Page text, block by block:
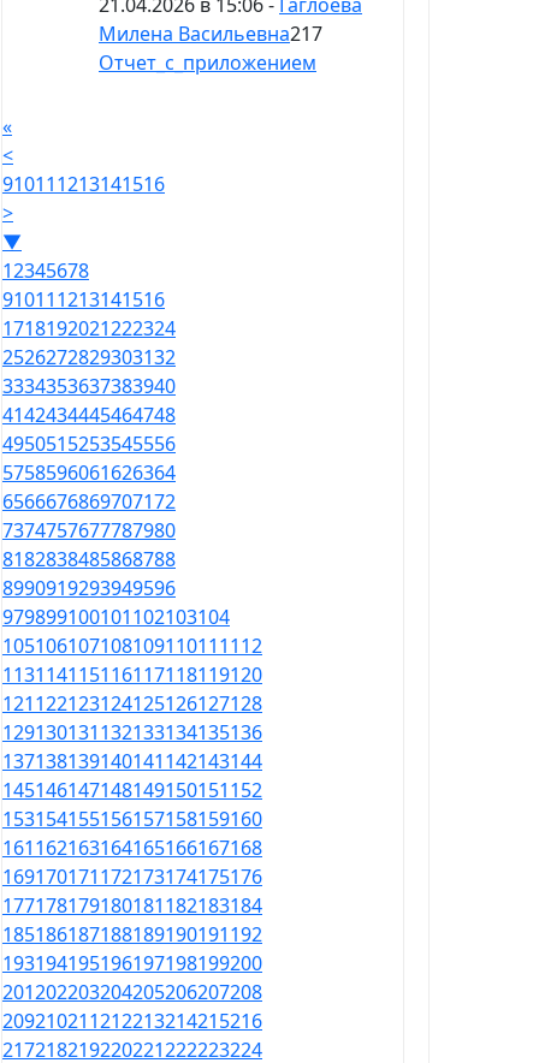
Милена Васильевна217
Отчет_с_приложением
«
<
910111213141516
>
▼
12345678
910111213141516
1718192021222324
2526272829303132
3334353637383940
4142434445464748
4950515253545556
5758596061626364
6566676869707172
7374757677787980
8182838485868788
8990919293949596
979899100101102103104
105106107108109110111112
113114115116117118119120
121122123124125126127128
129130131132133134135136
137138139140141142143144
145146147148149150151152
153154155156157158159160
161162163164165166167168
169170171172173174175176
177178179180181182183184
185186187188189190191192
193194195196197198199200
201202203204205206207208
209210211212213214215216
217218219220221222223224